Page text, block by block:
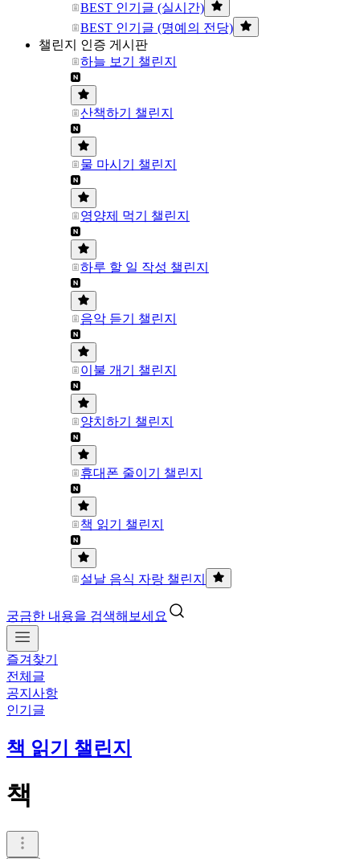
BEST 인기글 (실시간)
BEST 인기글 (명예의 전당)
챌린지 인증 게시판
하늘 보기 챌린지
산책하기 챌린지
물 마시기 챌린지
영양제 먹기 챌린지
하루 할 일 작성 챌린지
음악 듣기 챌린지
이불 개기 챌린지
양치하기 챌린지
휴대폰 줄이기 챌린지
책 읽기 챌린지
설날 음식 자랑 챌린지
궁금한 내용을 검색해보세요
즐겨찾기
전체글
공지사항
인기글
책 읽기 챌린지
책